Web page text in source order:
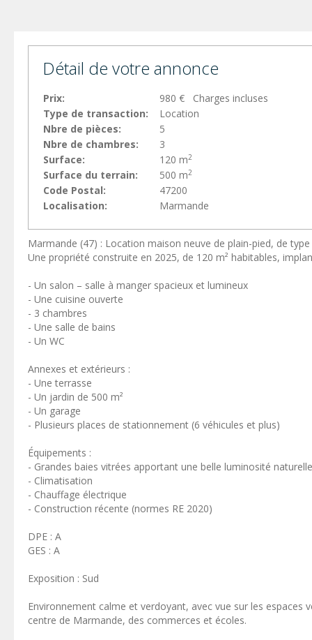
Détail de votre annonce
Prix:
980 € Charges incluses
Type de transaction:
Location
Nbre de pièces:
5
Nbre de chambres:
3
Surface:
120 m2
Surface du terrain: 500 m2
Code Postal:
47200
Localisation:
Marmande
Marmande (47) : Location maison neuve de plain-pied, de
Une propriété construite en 2025, de 120 m² habitables,
- Un salon – salle à manger spacieux et lumineux
- Une cuisine ouverte
- 3 chambres
- Une salle de bains
- Un WC
Annexes et extérieurs :
- Une terrasse
- Un jardin de 500 m²
- Un garage
- Plusieurs places de stationnement (6 véhicules et plus)
Équipements :
- Grandes baies vitrées apportant une belle luminosité naturelle
- Climatisation
- Chauffage électrique
- Construction récente (normes RE 2020)
DPE : A
GES : A
Exposition : Sud
Environnement calme et verdoyant, avec vue sur les espaces
centre de Marmande, des commerces et écoles.